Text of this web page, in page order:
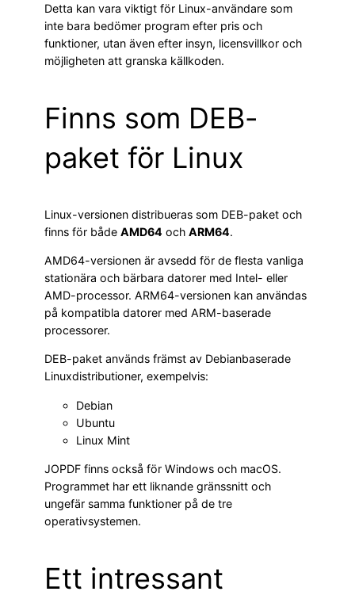
Detta kan vara viktigt för Linux-användare som
inte bara bedömer program efter pris och
funktioner, utan även efter insyn, licensvillkor och
möjligheten att granska källkoden.
Finns som DEB-
paket för Linux
Linux-versionen distribueras som DEB-paket och
finns för både AMD64 och ARM64.
AMD64-versionen är avsedd för de flesta vanliga
stationära och bärbara datorer med Intel- eller
AMD-processor. ARM64-versionen kan användas
på kompatibla datorer med ARM-baserade
processorer.
DEB-paket används främst av Debianbaserade
Linuxdistributioner, exempelvis:
Debian
Ubuntu
Linux Mint
JOPDF finns också för Windows och macOS.
Programmet har ett liknande gränssnitt och
ungefär samma funktioner på de tre
operativsystemen.
Ett intressant